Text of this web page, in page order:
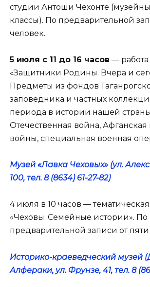
студии Антоши Чехонте
классы). По предварительной
человек.
5 июля с 11 до 16 часов — работа
«Защитники Родины. Вчера и
Предметы из фондов
заповедника и частных
периода в истории нашей
Отечественная война, Афганская
войны, специальная военная
Музей «Лавка Чеховых» (ул.
100, тел. 8 (8634) 61-27-82)
4 июля в 10 часов —
«Чеховы. Семейные истории». По
предварительной записи от пяти
Историко-краеведческий музей
Алфераки, ул. Фрунзе, 41, тел. 8